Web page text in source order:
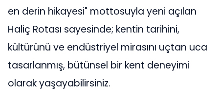
en derin hikayesi" mottosuyla yeni açılan
Haliç Rotası sayesinde; kentin tarihini,
kültürünü ve endüstriyel mirasını uçtan uca
tasarlanmış, bütünsel bir kent deneyimi
olarak yaşayabilirsiniz.